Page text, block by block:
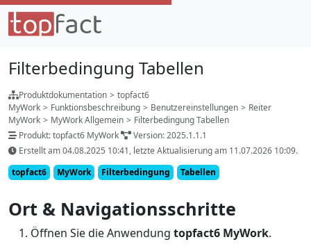
Filterbedingung Tabellen
Produktdokumentation > topfact6
MyWork > Funktionsbeschreibung > Benutzereinstellungen > Reiter
MyWork > MyWork Allgemein > Filterbedingung Tabellen
Produkt: topfact6 MyWork
Version: 2025.1.1.1
Erstellt am 04.08.2025 10:41, letzte Aktualisierung am 11.07.2026 10:09.
topfact6
MyWork Filterbedingung Tabellen
Ort & Navigationsschritte
Öffnen Sie die Anwendung topfact6 MyWork.